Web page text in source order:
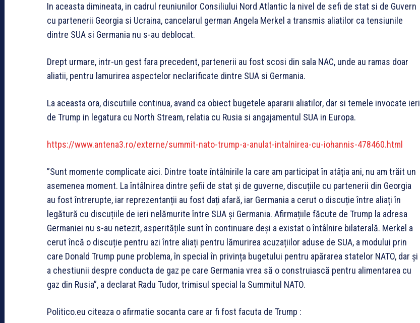
In aceasta dimineata, in cadrul reuniunilor Consiliului Nord Atlantic la nivel de sefi de stat si de Guvern
cu partenerii Georgia si Ucraina, cancelarul german Angela Merkel a transmis aliatilor ca tensiunile
dintre SUA si Germania nu s-au deblocat.
Drept urmare, intr-un gest fara precedent, partenerii au fost scosi din sala NAC, unde au ramas doar
aliatii, pentru lamurirea aspectelor neclarificate dintre SUA si Germania.
La aceasta ora, discutiile continua, avand ca obiect bugetele apararii aliatilor, dar si temele invocate ieri
de Trump in legatura cu North Stream, relatia cu Rusia si angajamentul SUA in Europa.
https://www.antena3.ro/externe/summit-nato-trump-a-anulat-intalnirea-cu-iohannis-478460.html
”Sunt momente complicate aici. Dintre toate întâlnirile la care am participat în atâția ani, nu am trăit un
asemenea moment. La întâlnirea dintre șefii de stat și de guverne, discuțiile cu partenerii din Georgia
au fost întrerupte, iar reprezentanții au fost dați afară, iar Germania a cerut o discuție între aliați în
legătură cu discuțiile de ieri nelămurite între SUA și Germania. Afirmațiile făcute de Trump la adresa
Germaniei nu s-au netezit, asperitățile sunt în continuare deși a existat o întâlnire bilaterală. Merkel a
cerut încă o discuție pentru azi între aliați pentru lămurirea acuzațiilor aduse de SUA, a modului prin
care Donald Trump pune problema, în special în privința bugetului pentru apărarea statelor NATO, dar și
a chestiunii despre conducta de gaz pe care Germania vrea să o construiască pentru alimentarea cu
gaz din Rusia”, a declarat Radu Tudor, trimisul special la Summitul NATO.
Politico.eu citeaza o afirmatie socanta care ar fi fost facuta de Trump :